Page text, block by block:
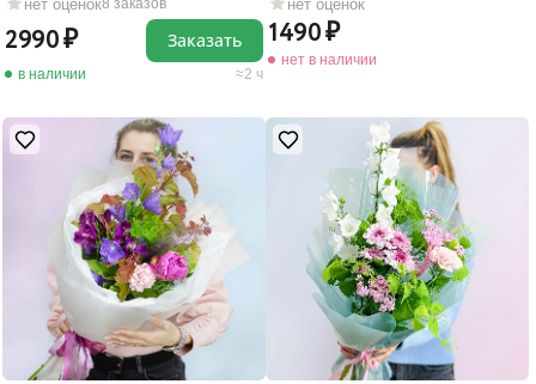
нет оценок8 заказов
2990
в наличии 2 ч
Заказать
нет оценок
1490
нет в наличии